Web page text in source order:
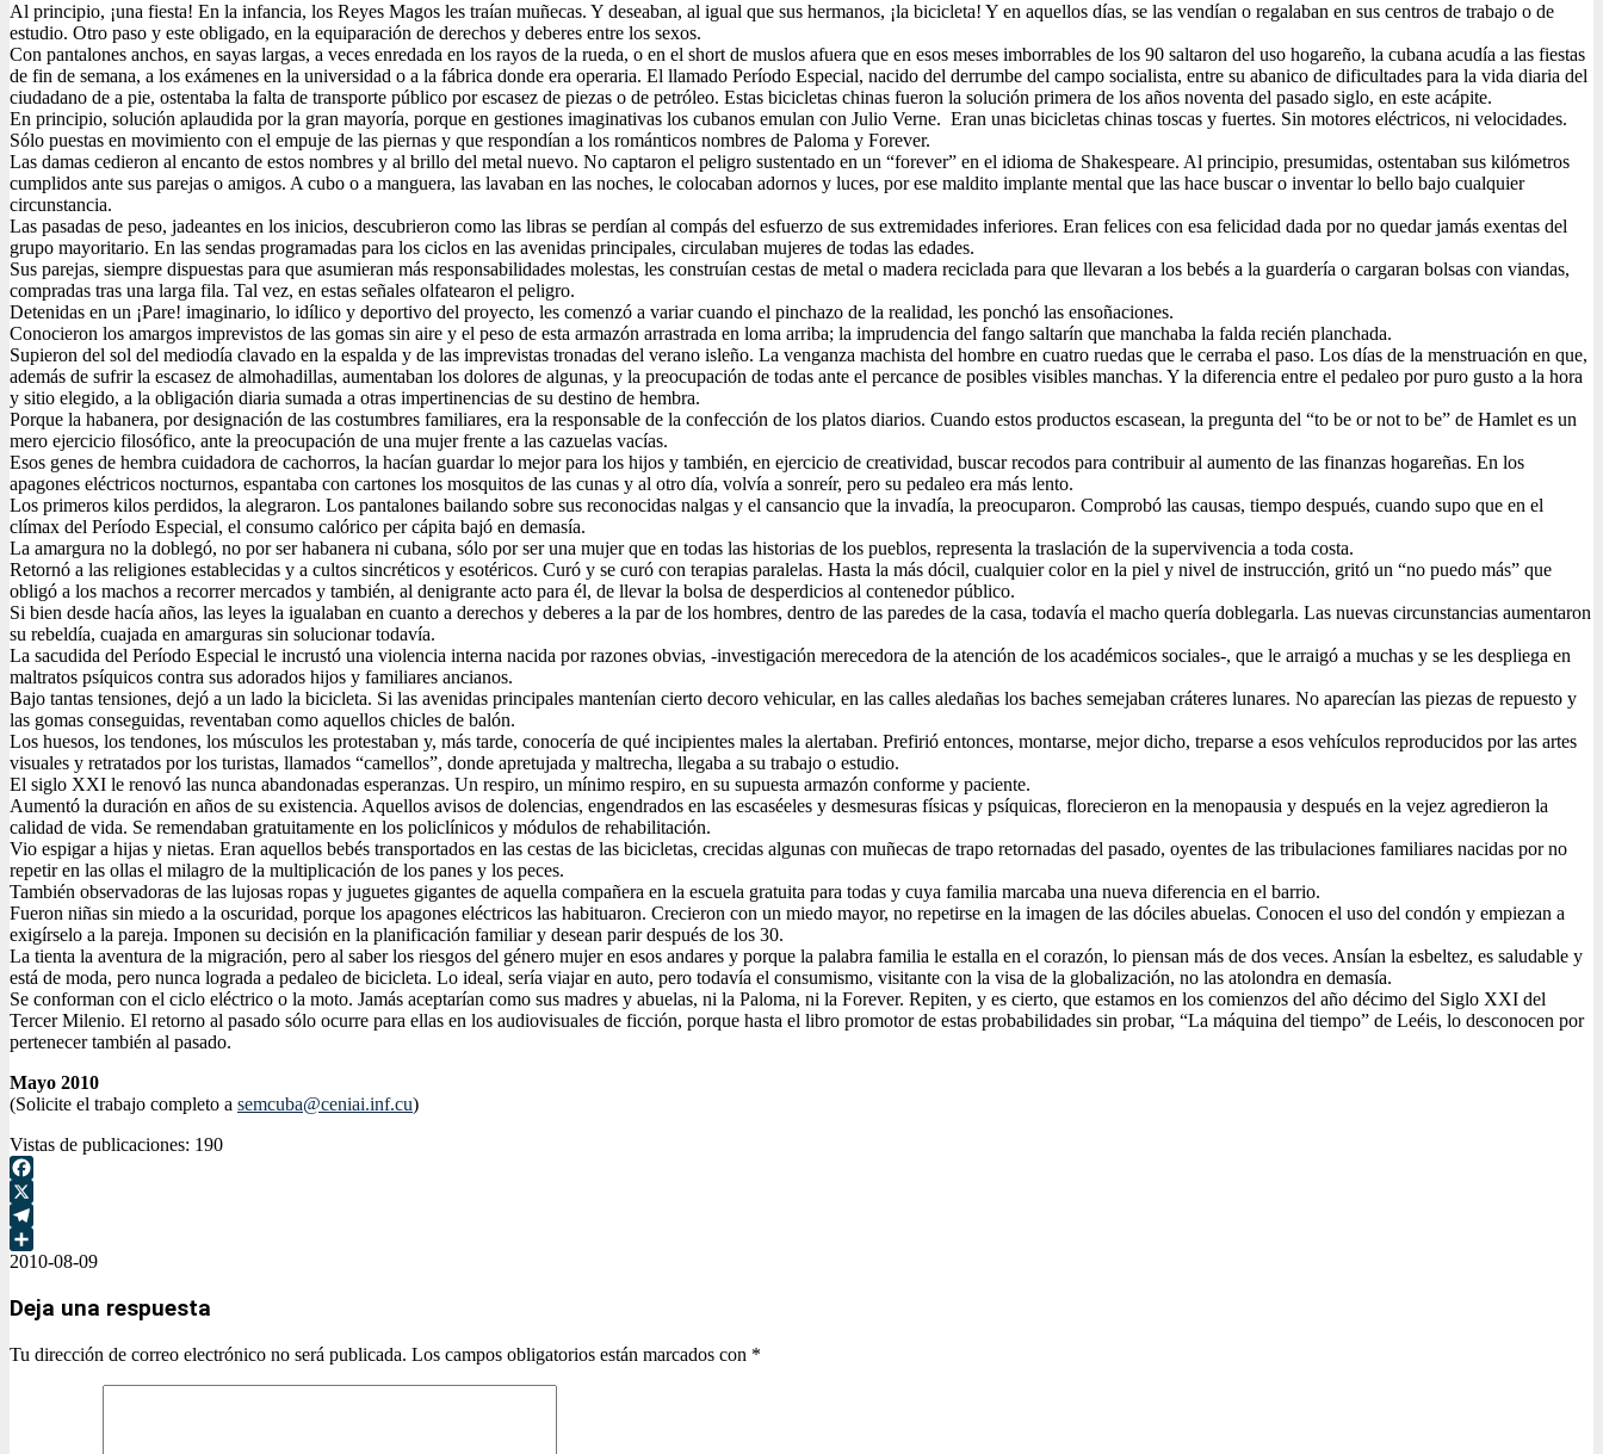
Al principio, ¡una fiesta! En la infancia, los Reyes Magos les traían muñecas. Y deseaban, al igual que sus hermanos, ¡la bicicleta! Y en aquellos días, se las vendían o regalaban en sus centros de trabajo o de
estudio. Otro paso y este obligado, en la equiparación de derechos y deberes entre los sexos.
Con pantalones anchos, en sayas largas, a veces enredada en los rayos de la rueda, o en el short de muslos afuera que en esos meses imborrables de los 90 saltaron del uso hogareño, la cubana acudía a las fiestas
de fin de semana, a los exámenes en la universidad o a la fábrica donde era operaria. El llamado Período Especial, nacido del derrumbe del campo socialista, entre su abanico de dificultades para la vida diaria del
ciudadano de a pie, ostentaba la falta de transporte público por escasez de piezas o de petróleo. Estas bicicletas chinas fueron la solución primera de los años noventa del pasado siglo, en este acápite.
En principio, solución aplaudida por la gran mayoría, porque en gestiones imaginativas los cubanos emulan con Julio Verne. Eran unas bicicletas chinas toscas y fuertes. Sin motores eléctricos, ni velocidades.
Sólo puestas en movimiento con el empuje de las piernas y que respondían a los románticos nombres de Paloma y Forever.
Las damas cedieron al encanto de estos nombres y al brillo del metal nuevo. No captaron el peligro sustentado en un “forever” en el idioma de Shakespeare. Al principio, presumidas, ostentaban sus kilómetros
cumplidos ante sus parejas o amigos. A cubo o a manguera, las lavaban en las noches, le colocaban adornos y luces, por ese maldito implante mental que las hace buscar o inventar lo bello bajo cualquier
circunstancia.
Las pasadas de peso, jadeantes en los inicios, descubrieron como las libras se perdían al compás del esfuerzo de sus extremidades inferiores. Eran felices con esa felicidad dada por no quedar jamás exentas del
grupo mayoritario. En las sendas programadas para los ciclos en las avenidas principales, circulaban mujeres de todas las edades.
Sus parejas, siempre dispuestas para que asumieran más responsabilidades molestas, les construían cestas de metal o madera reciclada para que llevaran a los bebés a la guardería o cargaran bolsas con viandas,
compradas tras una larga fila. Tal vez, en estas señales olfatearon el peligro.
Detenidas en un ¡Pare! imaginario, lo idílico y deportivo del proyecto, les comenzó a variar cuando el pinchazo de la realidad, les ponchó las ensoñaciones.
Conocieron los amargos imprevistos de las gomas sin aire y el peso de esta armazón arrastrada en loma arriba; la imprudencia del fango saltarín que manchaba la falda recién planchada.
Supieron del sol del mediodía clavado en la espalda y de las imprevistas tronadas del verano isleño. La venganza machista del hombre en cuatro ruedas que le cerraba el paso. Los días de la menstruación en que,
además de sufrir la escasez de almohadillas, aumentaban los dolores de algunas, y la preocupación de todas ante el percance de posibles visibles manchas. Y la diferencia entre el pedaleo por puro gusto a la hora
y sitio elegido, a la obligación diaria sumada a otras impertinencias de su destino de hembra.
Porque la habanera, por designación de las costumbres familiares, era la responsable de la confección de los platos diarios. Cuando estos productos escasean, la pregunta del “to be or not to be” de Hamlet es un
mero ejercicio filosófico, ante la preocupación de una mujer frente a las cazuelas vacías.
Esos genes de hembra cuidadora de cachorros, la hacían guardar lo mejor para los hijos y también, en ejercicio de creatividad, buscar recodos para contribuir al aumento de las finanzas hogareñas. En los
apagones eléctricos nocturnos, espantaba con cartones los mosquitos de las cunas y al otro día, volvía a sonreír, pero su pedaleo era más lento.
Los primeros kilos perdidos, la alegraron. Los pantalones bailando sobre sus reconocidas nalgas y el cansancio que la invadía, la preocuparon. Comprobó las causas, tiempo después, cuando supo que en el
clímax del Período Especial, el consumo calórico per cápita bajó en demasía.
La amargura no la doblegó, no por ser habanera ni cubana, sólo por ser una mujer que en todas las historias de los pueblos, representa la traslación de la supervivencia a toda costa.
Retornó a las religiones establecidas y a cultos sincréticos y esotéricos. Curó y se curó con terapias paralelas. Hasta la más dócil, cualquier color en la piel y nivel de instrucción, gritó un “no puedo más” que
obligó a los machos a recorrer mercados y también, al denigrante acto para él, de llevar la bolsa de desperdicios al contenedor público.
Si bien desde hacía años, las leyes la igualaban en cuanto a derechos y deberes a la par de los hombres, dentro de las paredes de la casa, todavía el macho quería doblegarla. Las nuevas circunstancias aumentaron
su rebeldía, cuajada en amarguras sin solucionar todavía.
La sacudida del Período Especial le incrustó una violencia interna nacida por razones obvias, -investigación merecedora de la atención de los académicos sociales-, que le arraigó a muchas y se les despliega en
maltratos psíquicos contra sus adorados hijos y familiares ancianos.
Bajo tantas tensiones, dejó a un lado la bicicleta. Si las avenidas principales mantenían cierto decoro vehicular, en las calles aledañas los baches semejaban cráteres lunares. No aparecían las piezas de repuesto y
las gomas conseguidas, reventaban como aquellos chicles de balón.
Los huesos, los tendones, los músculos les protestaban y, más tarde, conocería de qué incipientes males la alertaban. Prefirió entonces, montarse, mejor dicho, treparse a esos vehículos reproducidos por las artes
visuales y retratados por los turistas, llamados “camellos”, donde apretujada y maltrecha, llegaba a su trabajo o estudio.
El siglo XXI le renovó las nunca abandonadas esperanzas. Un respiro, un mínimo respiro, en su supuesta armazón conforme y paciente.
Aumentó la duración en años de su existencia. Aquellos avisos de dolencias, engendrados en las escaséeles y desmesuras físicas y psíquicas, florecieron en la menopausia y después en la vejez agredieron la
calidad de vida. Se remendaban gratuitamente en los policlínicos y módulos de rehabilitación.
Vio espigar a hijas y nietas. Eran aquellos bebés transportados en las cestas de las bicicletas, crecidas algunas con muñecas de trapo retornadas del pasado, oyentes de las tribulaciones familiares nacidas por no
repetir en las ollas el milagro de la multiplicación de los panes y los peces.
También observadoras de las lujosas ropas y juguetes gigantes de aquella compañera en la escuela gratuita para todas y cuya familia marcaba una nueva diferencia en el barrio.
Fueron niñas sin miedo a la oscuridad, porque los apagones eléctricos las habituaron. Crecieron con un miedo mayor, no repetirse en la imagen de las dóciles abuelas. Conocen el uso del condón y empiezan a
exigírselo a la pareja. Imponen su decisión en la planificación familiar y desean parir después de los 30.
La tienta la aventura de la migración, pero al saber los riesgos del género mujer en esos andares y porque la palabra familia le estalla en el corazón, lo piensan más de dos veces. Ansían la esbeltez, es saludable y
está de moda, pero nunca lograda a pedaleo de bicicleta. Lo ideal, sería viajar en auto, pero todavía el consumismo, visitante con la visa de la globalización, no las atolondra en demasía.
Se conforman con el ciclo eléctrico o la moto. Jamás aceptarían como sus madres y abuelas, ni la Paloma, ni la Forever. Repiten, y es cierto, que estamos en los comienzos del año décimo del Siglo XXI del
Tercer Milenio. El retorno al pasado sólo ocurre para ellas en los audiovisuales de ficción, porque hasta el libro promotor de estas probabilidades sin probar, “La máquina del tiempo” de Leéis, lo desconocen por
pertenecer también al pasado.
Mayo 2010
(Solicite el trabajo completo a semcuba@ceniai.inf.cu)
Vistas de publicaciones: 190
Facebook
X
Telegram
Compartir
2010-08-09
Deja una respuesta
Tu dirección de correo electrónico no será publicada. Los campos obligatorios están marcados con *